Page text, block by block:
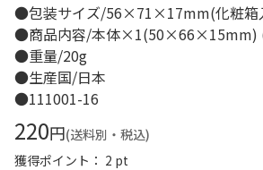
●包装サイズ/56×71×17mm(化粧
●商品内容/本体×1(50×66×15mm)
●重量/20g
●生産国/日本
●111001-16
220円(送料別・税込)
獲得ポイント： 2 pt